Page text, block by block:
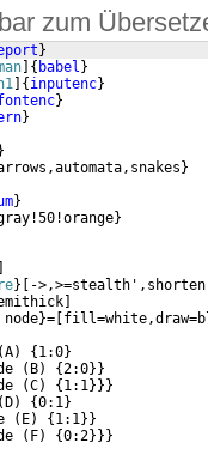
zum
}
{ babel }
{ inputenc}
}
}
}
}
}
}
}
->,>=stealth',shorten
}=
(A) { 1:0}
( B) {2:0}}
(C) { 1:1}}}
( D) {0:1}
( E) { 1:1}}
( F) {0:2}}}